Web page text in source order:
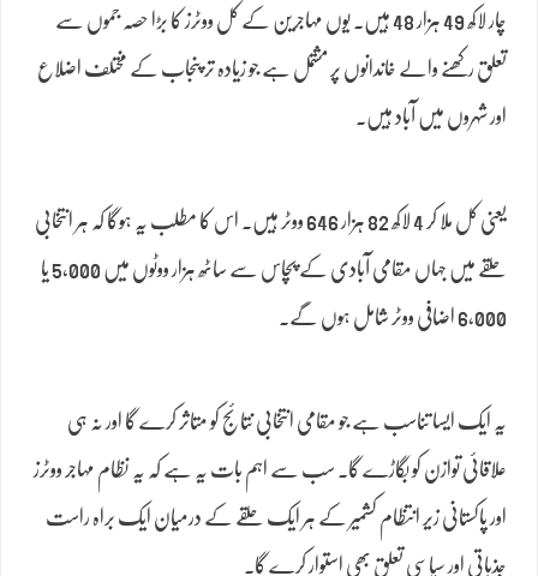
چار لاکھ 49 ہزار 48 ہیں۔ یوں مہاجرین کے کل ووٹرز کا بڑا حصہ جموں سے
تعلق رکھنے والے خاندانوں پر مشتمل ہے جو زیادہ تر پنجاب کے مختلف اضلاع
اور شہروں میں آباد ہیں۔
یعنی کل ملا کر 4 لاکھ 82 ہزار 646 ووٹر ہیں۔ اس کا مطلب یہ ہوگا کہ ہر انتخابی
حلقے میں جہاں مقامی آبادی کے پچاس سے ساٹھ ہزار ووٹوں میں 5,000 یا
6,000 اضافی ووٹر شامل ہوں گے۔
یہ ایک ایسا تناسب ہے جو مقامی انتخابی نتائج کو متاثر کرے گا اور نہ ہی
علاقائی توازن کو بگاڑے گا۔ سب سے اہم بات یہ ہے کہ یہ نظام مہاجر ووٹرز
اور پاکستانی زیر انتظام کشمیر کے ہر ایک حلقے کے درمیان ایک براہ راست
جذباتی اور سیاسی تعلق بھی استوار کرے گا۔